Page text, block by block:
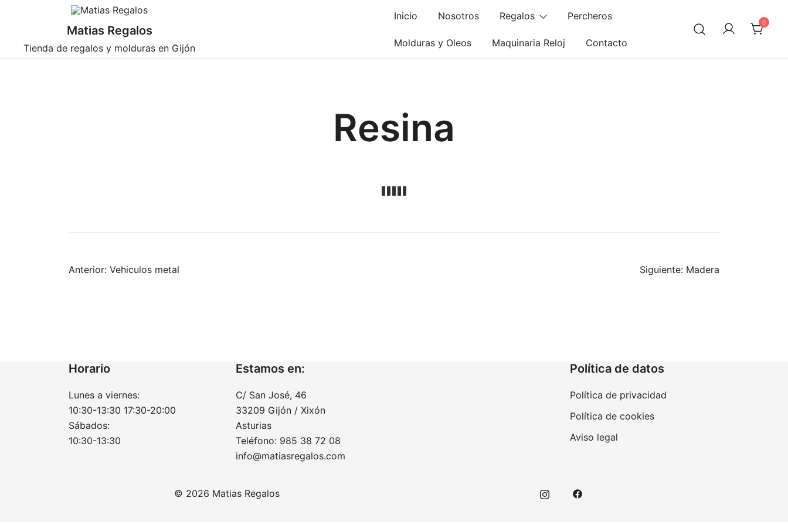
Matias Regalos
Tienda de regalos y molduras en Gijón
Inicio Nosotros Regalos Percheros
Molduras y Oleos Maquinaria Reloj Contacto
0
Resina
Navegación
Anterior: Vehiculos metal Siguiente: Madera
Horario
Lunes a viernes:
10:30-13:30 17:30-20:00
Sábados:
10:30-13:30
Estamos en:
C/ San José, 46
33209 Gijón / Xixón
Asturias
Teléfono: 985 38 72 08
info@matiasregalos.com
Política de datos
Política de privacidad
Política de cookies
Aviso legal
© 2026 Matias Regalos